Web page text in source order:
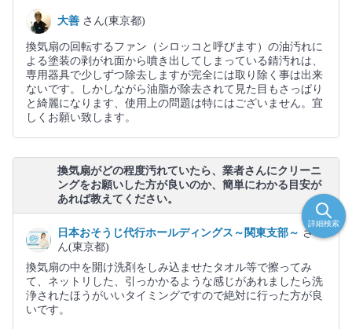
大善 さん(東京都)
換気扇の回転するファン（シロッコと呼びます）の油汚れに
よる塗装の剥がれ面から噴き出してしまっている錆汚れは、
専用器具で少しずつ除去しますが完全には取り除く事は出来
ないです。しかしながら油脂が除去されて見た目もさっぱり
と綺麗になります、使用上の問題は特にはございません。宜
しくお願い致します。
換気扇がどの程度汚れていたら、業者さんにクリーニ
ングをお願いした方が良いのか、簡単にわかる目安が
あれば教えてください。
日本おそうじ代行ホールディングス～関東支部～ さ
ん(東京都)
換気扇の中を開け洗剤をしみ込ませたタオル等で擦ってみ
て、ネットリした、引っかかるような感じがあれましたら洗
浄されたほうがいいタイミングですので絶対に行った方が良
いです。
詳細検索